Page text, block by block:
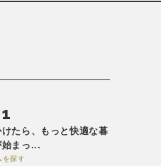
たら、もっと快適な暮
始まっ...
を探す